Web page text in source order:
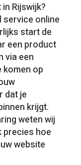
Rijswijk?
service online
start de
een product
via een
komen op
dat je
krijgt.
weten wij
precies hoe
website